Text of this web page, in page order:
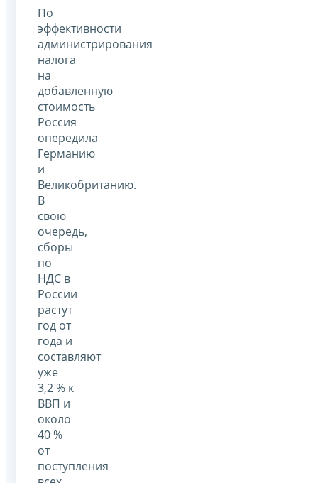
По
эффективности
администрирования
налога
на
добавленную
стоимость
Россия
опередила
Германию
и
Великобританию.
В
свою
очередь,
сборы
по
НДС в
России
растут
год от
года и
составляют
уже
3,2 % к
ВВП и
около
40 %
от
поступления